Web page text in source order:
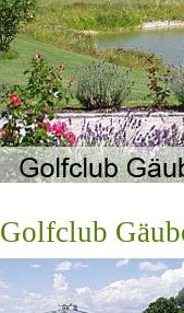
Golfclub